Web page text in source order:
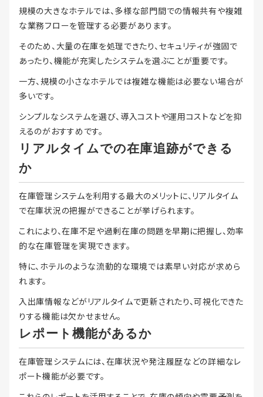
規模の大きなホテルでは、多様な部門間での情報共有や複雑
な業務フローを管理する必要があります。
そのため、大量の在庫を処理できたり、セキュリティが強固で
あったり、機能が充実したシステムを選ぶことが重要です。
一方、規模の小さなホテルでは複雑な機能は必要ない場合が
多いです。
シンプルなシステムを選び、導入コストや運用コストなどを抑
えるのがおすすめです。
リアルタイムでの在庫追跡ができる
か
在庫管理システムを利用する最大のメリットに、リアルタイム
で在庫状況の把握ができることが挙げられます。
これにより、在庫不足や過剰在庫の問題を早期に把握し、効率
的な在庫管理を実現できます。
特に、ホテルのような流動的な環境では素早い対応が求めら
れます。
入出庫情報などがリアルタイムで更新されたり、可視化できた
りする機能は欠かせません。
レポート機能があるか
在庫管理システムには、在庫状況や発注履歴などの詳細なレ
ポート機能が必要です。